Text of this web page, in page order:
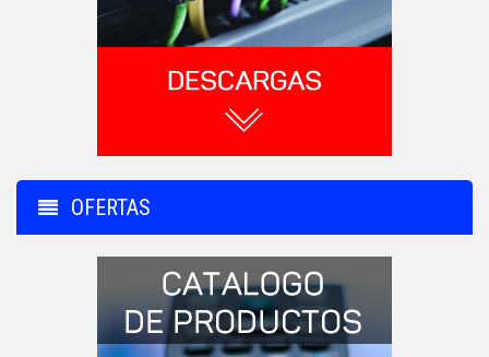
OFERTAS